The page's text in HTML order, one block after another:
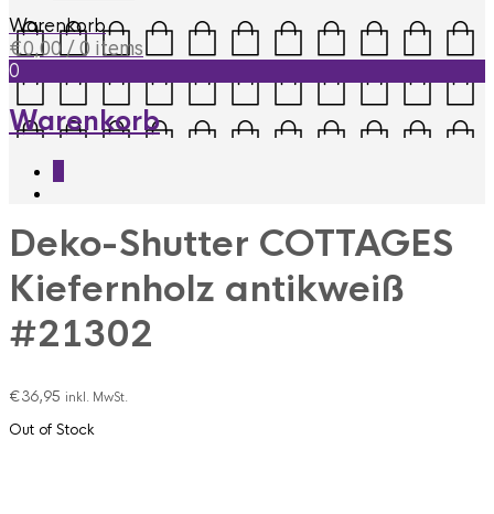
Warenkorb
€0,00 / 0 items
0
Warenkorb
Deko-Shutter COTTAGES
Kiefernholz antikweiß
#21302
€36,95 inkl. MwSt.
Out of Stock